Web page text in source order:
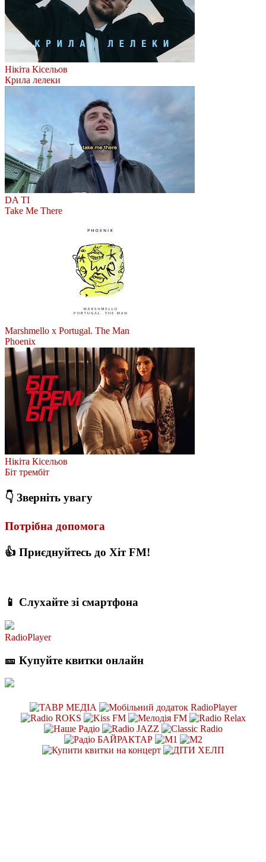
Нікіта Кісельов
Крила лелеки
DA TI
Take Me There
Marshmello x Portugal. The Man
Phoenix
Нікіта Кісельов
Біт трембіт
👇 Зверніть увагу
Потрібна допомога
👍 Приєднуйтесь до Хіт FM!
📱 Слухайте зі смартфона
RadioPlayer
🎫 Купуйте квитки онлайн